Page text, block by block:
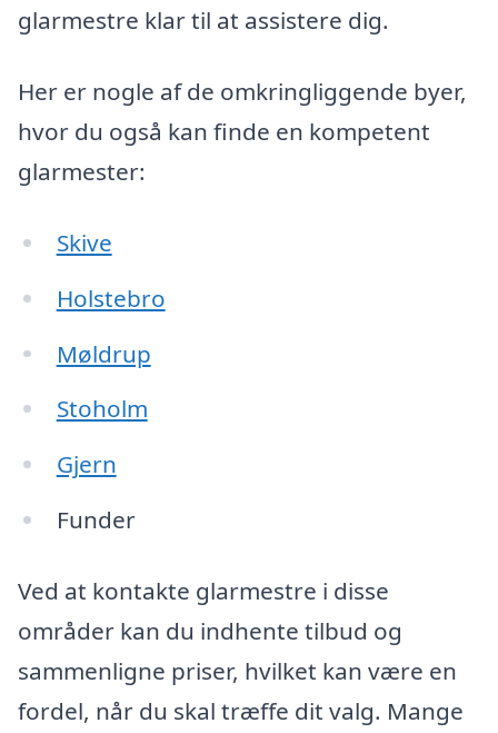
glarmestre klar til at assistere dig.
Her er nogle af de omkringliggende byer,
hvor du også kan finde en kompetent
glarmester:
Skive
Holstebro
Møldrup
Stoholm
Gjern
Funder
Ved at kontakte glarmestre i disse
områder kan du indhente tilbud og
sammenligne priser, hvilket kan være en
fordel, når du skal træffe dit valg. Mange